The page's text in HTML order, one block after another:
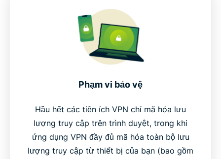
Phạm vi bảo vệ
Hầu hết các tiện ích VPN chỉ mã hóa lưu
lượng truy cập trên trình duyệt, trong khi
ứng dụng VPN đầy đủ mã hóa toàn bộ lưu
lượng truy cập từ thiết bị của bạn (bao gồm